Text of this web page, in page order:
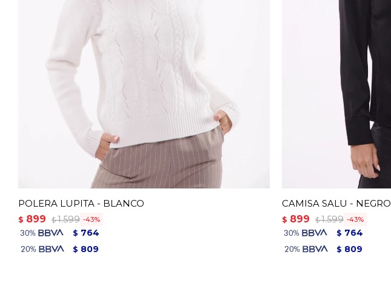
POLERA LUPITA - BLANCO
$ 899 $ 1.599 43
$ 764
$ 809
CAMISA SALU - NEGRO
$ 899 $ 1.599 43
$ 764
$ 809